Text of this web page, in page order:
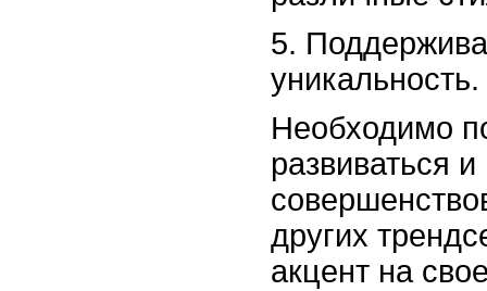
5.
уникальность.
Необходимо
развиваться и
других
акцент на